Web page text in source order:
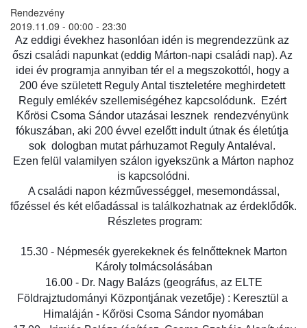
Rendezvény
2019.11.09 - 00:00 - 23:30
Az eddigi évekhez hasonlóan idén is megrendezzünk az
őszi családi napunkat (eddig Márton-napi családi nap). Az
idei év programja annyiban tér el a megszokottól, hogy a
200 éve született Reguly Antal tiszteletére meghirdetett
Reguly emlékév szellemiségéhez kapcsolódunk.  Ezért
Kőrösi Csoma Sándor utazásai lesznek  rendezvényünk
fókuszában, aki 200 évvel ezelőtt indult útnak és életútja
sok  dologban mutat párhuzamot Reguly Antaléval.
is kapcsolódni.
főzéssel és két előadással is találkozhatnak az érdeklődők.
Részletes program:
Károly tolmácsolásában
16.00 - Dr. Nagy Balázs (geográfus, az ELTE
Földrajztudományi Központjának vezetője) : Keresztül a
Himaláján - Kőrösi Csoma Sándor nyomában